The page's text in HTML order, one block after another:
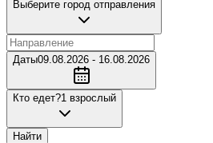
Выберите город отправления
Даты09.08.2026 - 16.08.2026
Кто едет?1 взрослый
Найти